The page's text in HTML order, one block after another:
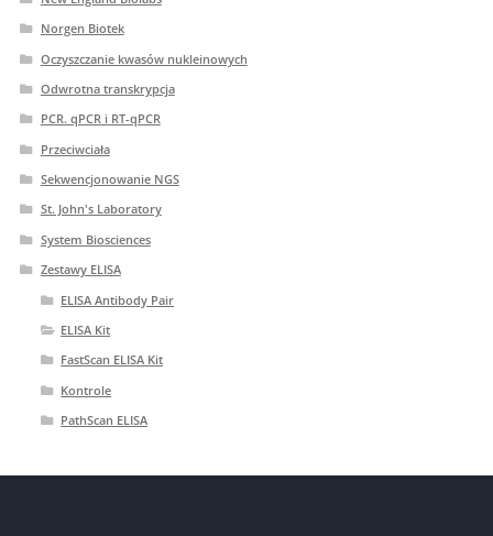
Norgen Biotek
Oczyszczanie kwasów nukleinowych
Odwrotna transkrypcja
PCR. qPCR i RT-qPCR
Przeciwciała
Sekwencjonowanie NGS
St. John's Laboratory
System Biosciences
Zestawy ELISA
ELISA Antibody Pair
ELISA Kit
FastScan ELISA Kit
Kontrole
PathScan ELISA